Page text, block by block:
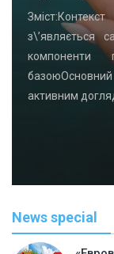
з\’являється
компоненти
активним
News special